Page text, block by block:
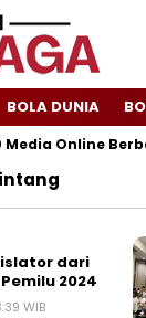
BOLA DUNIA
Online
dari
2024
WIB